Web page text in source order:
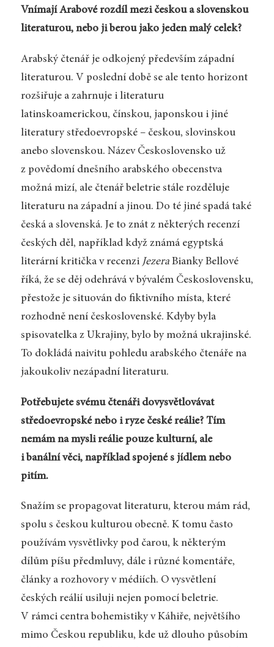
Vnímají Arabové rozdíl mezi českou a slovenskou
literaturou, nebo ji berou jako jeden malý celek?
Arabský čtenář je odkojený především západní
literaturou. V poslední době se ale tento horizont
rozšiřuje a zahrnuje i literaturu
latinskoamerickou, čínskou, japonskou i jiné
literatury středoevropské – českou, slovinskou
anebo slovenskou. Název Československo už
z povědomí dnešního arabského obecenstva
možná mizí, ale čtenář beletrie stále rozděluje
literaturu na západní a jinou. Do té jiné spadá také
česká a slovenská. Je to znát z některých recenzí
českých děl, například když známá egyptská
literární kritička v recenzi JezeraBianky Bellové
říká, že se děj odehrává v bývalém Československu,
přestože je situován do fiktivního místa, které
rozhodně není československé. Kdyby byla
spisovatelka z Ukrajiny, bylo by možná ukrajinské.
To dokládá naivitu pohledu arabského čtenáře na
jakoukoliv nezápadní literaturu.
Potřebujete svému čtenáři dovysvětlovávat
středoevropské nebo i ryze české reálie? Tím
nemám na mysli reálie pouze kulturní, ale
i banální věci, například spojené s jídlem nebo
pitím.
Snažím se propagovat literaturu, kterou mám rád,
spolu s českou kulturou obecně. K tomu často
používám vysvětlivky pod čarou, k některým
dílům píšu předmluvy, dále i různé komentáře,
články a rozhovory v médiích. O vysvětlení
českých reálií usiluji nejen pomocí beletrie.
V rámci centra bohemistiky v Káhiře, největšího
mimo Českou republiku, kde už dlouho působím